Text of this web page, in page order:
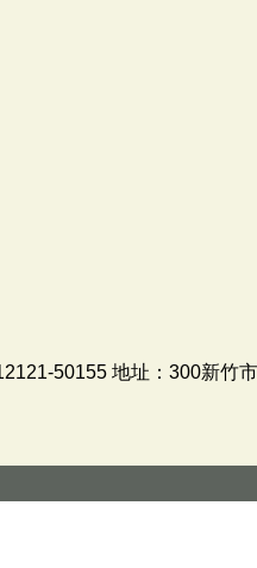
50155 地址：300新竹